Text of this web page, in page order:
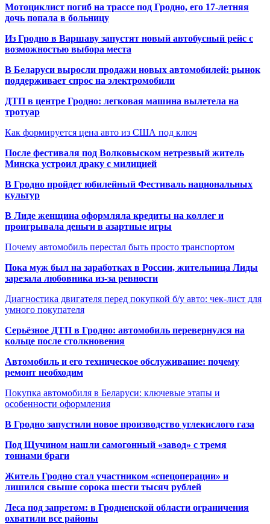
Мотоциклист погиб на трассе под Гродно, его 17-летняя
дочь попала в больницу
Из Гродно в Варшаву запустят новый автобусный рейс с
возможностью выбора места
В Беларуси выросли продажи новых автомобилей: рынок
поддерживает спрос на электромобили
ДТП в центре Гродно: легковая машина вылетела на
тротуар
Как формируется цена авто из США под ключ
После фестиваля под Волковыском нетрезвый житель
Минска устроил драку с милицией
В Гродно пройдет юбилейный Фестиваль национальных
культур
В Лиде женщина оформляла кредиты на коллег и
проигрывала деньги в азартные игры
Почему автомобиль перестал быть просто транспортом
Пока муж был на заработках в России, жительница Лиды
зарезала любовника из-за ревности
Диагностика двигателя перед покупкой б/у авто: чек-лист для
умного покупателя
Серьёзное ДТП в Гродно: автомобиль перевернулся на
кольце после столкновения
Автомобиль и его техническое обслуживание: почему
ремонт необходим
Покупка автомобиля в Беларуси: ключевые этапы и
особенности оформления
В Гродно запустили новое производство углекислого газа
Под Щучином нашли самогонный «завод» с тремя
тоннами браги
Житель Гродно стал участником «спецоперации» и
лишился свыше сорока шести тысяч рублей
Леса под запретом: в Гродненской области ограничения
охватили все районы